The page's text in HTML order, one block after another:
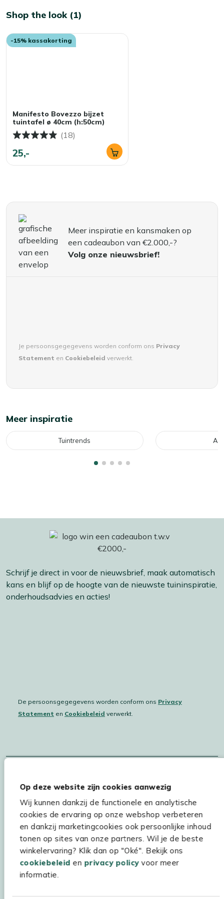
Op deze website zijn cookies aanwezig
Wij kunnen dankzij de functionele en analytische
cookies de ervaring op onze webshop verbeteren
en dankzij marketingcookies ook persoonlijke inhoud
tonen op sites van onze partners. Wil je de beste
winkelervaring? Klik dan op "Oké". Bekijk ons
cookiebeleid en privacy policy voor meer
informatie.
Shop the look (1)
-15% kassakorting
Manifesto Bovezzo bijzet
tuintafel ø 40cm (h:50cm)
(18)
25,-
Meer inspiratie en kansmaken op
een cadeaubon van €2.000,-?
Volg onze nieuwsbrief!
Je persoonsgegegevens worden conform ons Privacy
Statement en Cookiebeleid verwerkt.
Meer inspiratie
Tuintrends
Schrijf je direct in voor de nieuwsbrief, maak automatisch
kans en blijf op de hoogte van de nieuwste tuininspiratie,
onderhoudsadvies en acties!
De persoonsgegegevens worden conform ons Privacy
Statement en Cookiebeleid verwerkt.
Assortiment
Kees Smit Tuinmeubelen
Experience Stores XXL